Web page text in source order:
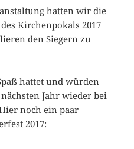
hatten wir die
Kirchenpokals 2017
den Siegern zu
hattet und würden
Jahr wieder bei
noch ein paar
2017: